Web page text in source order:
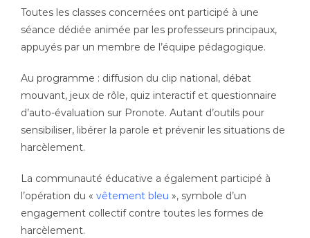
Toutes les classes concernées ont participé à une
séance dédiée animée par les professeurs principaux,
appuyés par un membre de l’équipe pédagogique.
Au programme : diffusion du clip national, débat
mouvant, jeux de rôle, quiz interactif et questionnaire
d’auto-évaluation sur Pronote. Autant d’outils pour
sensibiliser, libérer la parole et prévenir les situations de
harcèlement.
La communauté éducative a également participé à
l’opération du « vêtement bleu », symbole d’un
engagement collectif contre toutes les formes de
harcèlement.